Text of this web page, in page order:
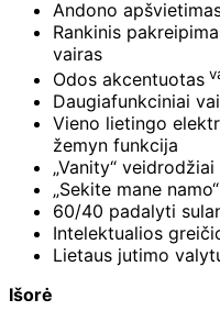
Andono
Rankinis
vairas
Odos akcentuotas
Daugiafunkciniai
Vieno lietingo
žemyn funkcija
„Vanity“
„Sekite mane
60/40 padalyti
Intelektualios
Lietaus jutimo
Išorė